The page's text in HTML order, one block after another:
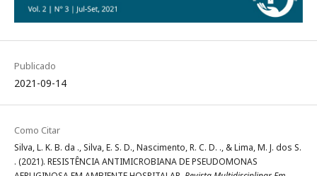
Publicado
2021-09-14
Como Citar
Silva, L. K. B. da ., Silva, E. S. D., Nascimento, R. C. D. ., & Lima, M. J. dos S.
. (2021). RESISTÊNCIA ANTIMICROBIANA DE PSEUDOMONAS